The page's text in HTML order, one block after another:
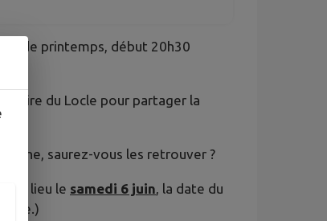
de printemps, début 20h30
du Locle pour partager la
saurez-vous les retrouver ?
lieu le samedi 6 juin , la date du